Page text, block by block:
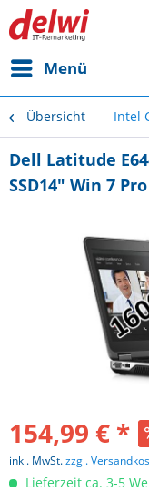
Menü
Übersicht Intel
Dell Latitude
SSD14" Win 7
154,99 € *
inkl. MwSt.zzgl.
Lieferzeit ca. 3-5